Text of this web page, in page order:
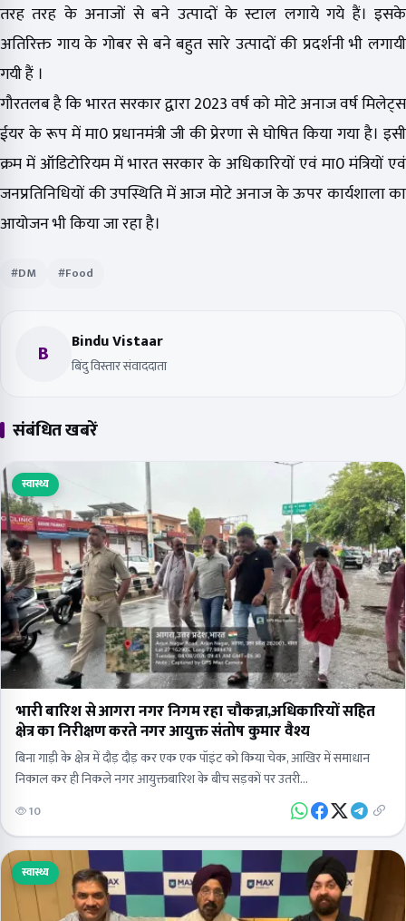
तरह तरह के अनाजों से बने उत्पादों के स्टाल लगाये गये हैं। इसके
अतिरिक्त गाय के गोबर से बने बहुत सारे उत्पादों की प्रदर्शनी भी लगायी
गयी हैं ।
गौरतलब है कि भारत सरकार द्वारा 2023 वर्ष को मोटे अनाज वर्ष मिलेट्स
ईयर के रूप में मा0 प्रधानमंत्री जी की प्रेरणा से घोषित किया गया है। इसी
क्रम में ऑडिटोरियम में भारत सरकार के अधिकारियों एवं मा0 मंत्रियों एवं
जनप्रतिनिधियों की उपस्थिति में आज मोटे अनाज के ऊपर कार्यशाला का
आयोजन भी किया जा रहा है।
#DM #Food
B Bindu Vistaar
बिंदु विस्तार संवाददाता
संबंधित खबरें
स्वास्थ्य
भारी बारिश से आगरा नगर निगम रहा चौकन्ना,अधिकारियों सहित
क्षेत्र का निरीक्षण करते नगर आयुक्त संतोष कुमार वैश्य
बिना गाड़ी के क्षेत्र में दौड़ दौड़ कर एक एक पॉइंट को किया चेक, आखिर में समाधान
निकाल कर ही निकले नगर आयुक्तबारिश के बीच सड़कों पर उतरी…
10
स्वास्थ्य